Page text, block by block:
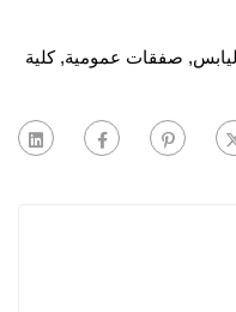
, صفقات عمومية,كلية